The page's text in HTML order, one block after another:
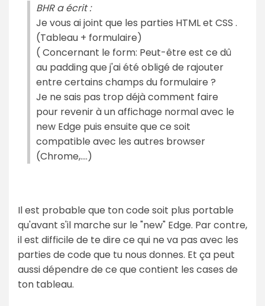
BHR a écrit :
Je vous ai joint que les parties HTML et CSS .
(Tableau + formulaire)
( Concernant le form: Peut-être est ce dû
au padding que j'ai été obligé de rajouter
entre certains champs du formulaire ?
Je ne sais pas trop déjà comment faire
pour revenir à un affichage normal avec le
new Edge puis ensuite que ce soit
compatible avec les autres browser
(Chrome,....)
Il est probable que ton code soit plus portable
qu'avant s'il marche sur le "new" Edge. Par contre,
il est difficile de te dire ce qui ne va pas avec les
parties de code que tu nous donnes. Et ça peut
aussi dépendre de ce que contient les cases de
ton tableau.